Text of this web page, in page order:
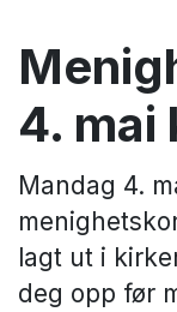
4. mai
Mandag 4.
lagt ut i
deg opp før